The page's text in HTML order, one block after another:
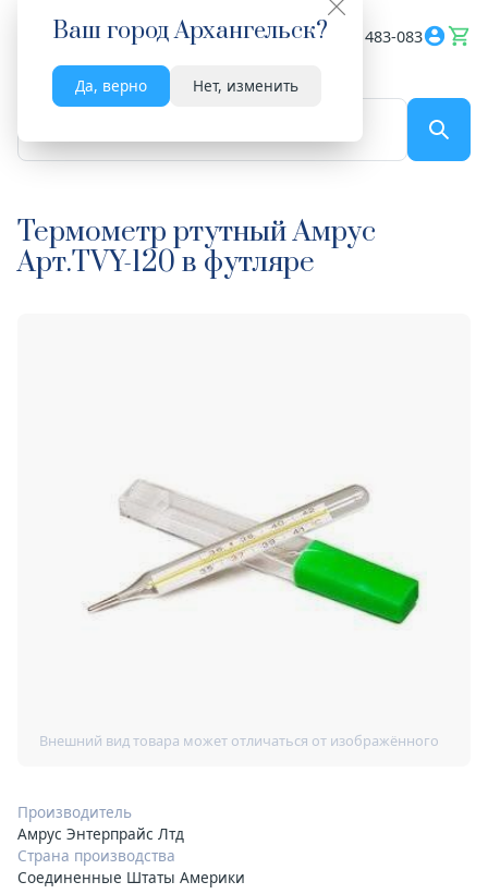
Ваш городАрхангельск?
Да, верно Нет, изменить
Весь сайт 8182 483-083
Термометр ртутный Амрус
Арт.TVY-120 в футляре
Производитель
Амрус Энтерпрайс Лтд
Страна производства
Соединенные Штаты Америки